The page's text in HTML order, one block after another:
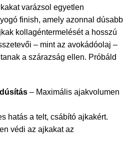
varázsol egyetlen
finish, amely azonnal dúsabb
kollagéntermelését a hosszú
– mint az avokádóolaj –
a szárazság ellen. Próbáld
– Maximális ajakvolumen
hatás a telt, csábító ajkakért.
védi az ajkakat az